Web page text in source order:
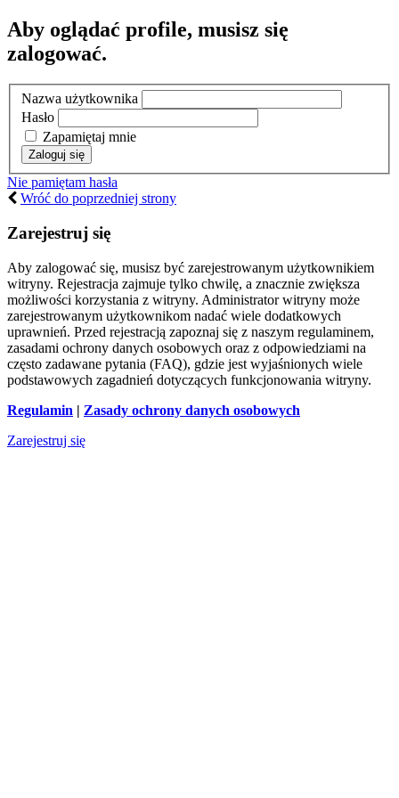
Aby oglądać profile, musisz się
zalogować.
Nazwa użytkownika
Hasło
Zapamiętaj mnie
Nie pamiętam hasła
Wróć do poprzedniej strony
Zarejestruj się
Aby zalogować się, musisz być zarejestrowanym użytkownikiem
witryny. Rejestracja zajmuje tylko chwilę, a znacznie zwiększa
możliwości korzystania z witryny. Administrator witryny może
zarejestrowanym użytkownikom nadać wiele dodatkowych
uprawnień. Przed rejestracją zapoznaj się z naszym regulaminem,
zasadami ochrony danych osobowych oraz z odpowiedziami na
często zadawane pytania (FAQ), gdzie jest wyjaśnionych wiele
podstawowych zagadnień dotyczących funkcjonowania witryny.
Regulamin | Zasady ochrony danych osobowych
Zarejestruj się